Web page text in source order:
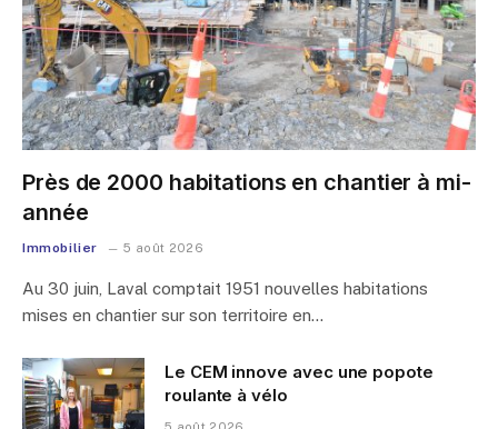
Près de 2000 habitations en chantier à mi-
année
Immobilier 5 août 2026
Au 30 juin, Laval comptait 1951 nouvelles habitations
mises en chantier sur son territoire en…
Le CEM innove avec une popote
roulante à vélo